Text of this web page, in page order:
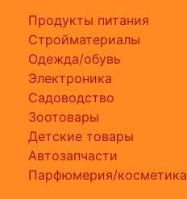
Продукты питания
Стройматериалы
Одежда/обувь
Электроника
Садоводство
Зоотовары
Детские товары
Автозапчасти
Парфюмерия/косметика